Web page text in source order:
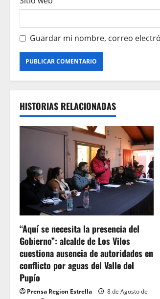
Guardar mi nombre, correo
HISTORIAS RELACIONADAS
“Aquí se necesita la presencia del
Gobierno”: alcalde de Los Vilos
cuestiona ausencia de autoridades en
conflicto por aguas del Valle del
Pupío
Prensa Region Estrella
8 de Agosto de